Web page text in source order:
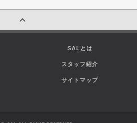
SALとは
スタッフ紹介
サイトマップ